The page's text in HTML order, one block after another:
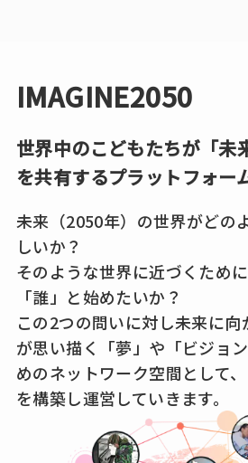
IMAGINE2050
世界中のこどもたちが「未
を共有するプラットフォー
未来（2050年）の世界がどの
しいか？
そのような世界に近づくため
「誰」と始めたいか？
この2つの問いに対し未来に向
が思い描く「夢」や「ビジョ
めのネットワーク空間として
を構築し運営していきます。